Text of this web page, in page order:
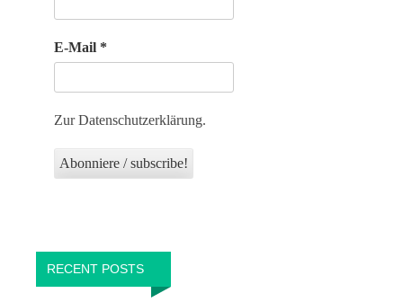
E-Mail *
Zur Datenschutzerklärung.
RECENT POSTS